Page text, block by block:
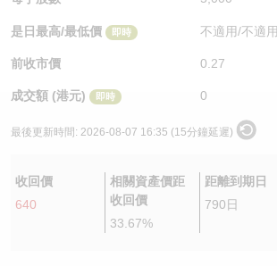
是日最高/最低價 即時 不適用/不適用
前收市價 0.27
成交額 (港元) 即時 0
最後更新時間: 2026-08-07 16:35 (15分鐘延遲)
收回價
640
相關資產價距
收回價
33.67%
距離到期日
790日
認股證/牛熊證日誌
認股證文件及公告
牛熊證到期結算價查詢
牛熊證分析儀
牛熊證文件及公告
中資ETFs溢價比較
AH 股價對照